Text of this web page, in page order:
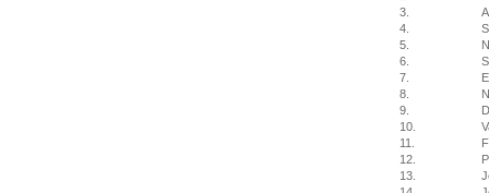
3.
4.
5.
6.
7.
8.
9.
10.
11.
12.
13.